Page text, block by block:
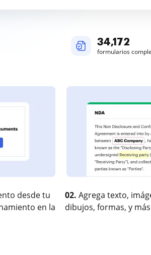
34,172
formularios
desde tu
en la
02. Agrega texto,
dibujos, formas, y